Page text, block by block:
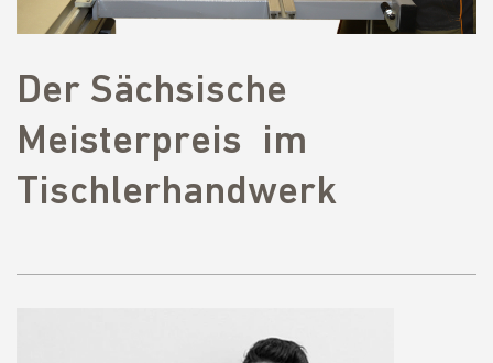
Der Sächsische
Meisterpreis im
Tischlerhandwerk